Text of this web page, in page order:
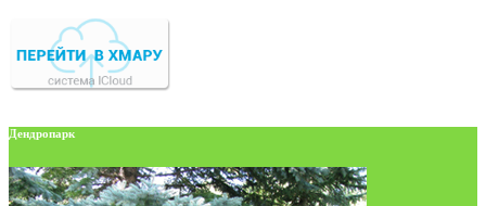
Дендропарк